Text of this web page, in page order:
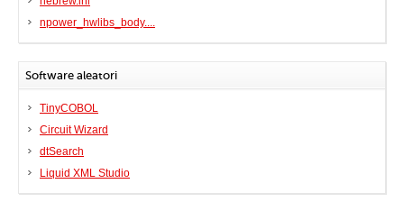
npower_hwlibs_body....
Software aleatori
TinyCOBOL
Circuit Wizard
dtSearch
Liquid XML Studio